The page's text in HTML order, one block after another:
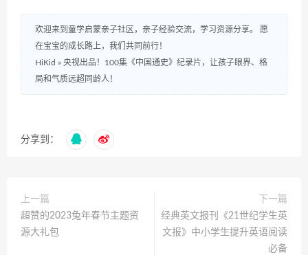
欢迎来到童学启蒙亲子社区，亲子经验交流，学习资源分享。 愿
在宝宝的成长路上，我们共同前行！
HiKid » 央视出品！100集《中国通史》纪录片，让孩子眼界、格
局和气质远超同龄人！
分享到：
上一篇
超赞的2023兔年春节主题资
源大礼包
下一篇
经典英文报刊《21世纪学生英
文报》中小学生提升英语阅读
必备